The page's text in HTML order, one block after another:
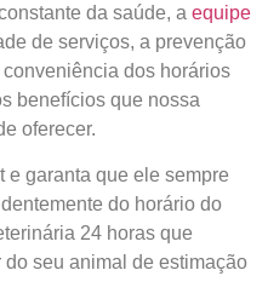
da saúde, a equipe
de serviços, a prevenção
dos horários
benefícios que nossa
oferecer.
e garanta que ele sempre
do horário do
24 horas que
seu animal de estimação